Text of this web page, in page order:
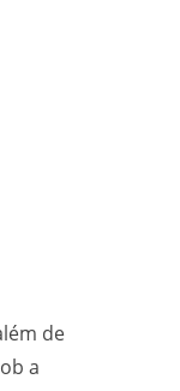
de
a